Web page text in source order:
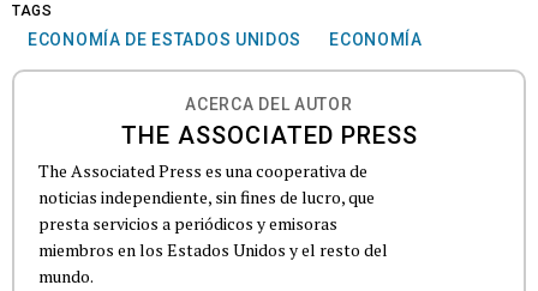
TAGS
ECONOMÍA DE ESTADOS UNIDOS ECONOMÍA
ACERCA DEL AUTOR
THE ASSOCIATED PRESS
The Associated Press es una cooperativa de
noticias independiente, sin fines de lucro, que
presta servicios a periódicos y emisoras
miembros en los Estados Unidos y el resto del
mundo.